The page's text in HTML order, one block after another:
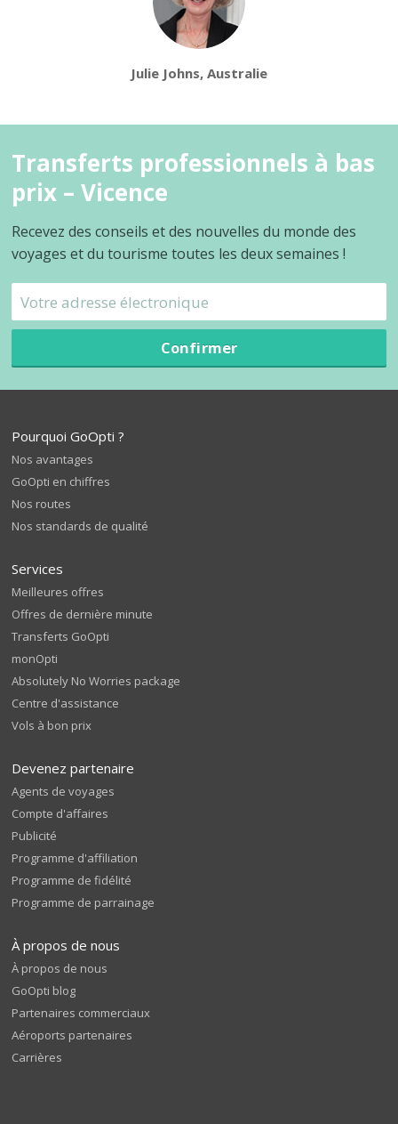
Julie Johns, Australie
Transferts professionnels à bas
prix – Vicence
Recevez des conseils et des nouvelles du monde des
voyages et du tourisme toutes les deux semaines !
Confirmer
Pourquoi GoOpti ?
Nos avantages
GoOpti en chiffres
Nos routes
Nos standards de qualité
Services
Meilleures offres
Offres de dernière minute
Transferts GoOpti
monOpti
Absolutely No Worries package
Centre d'assistance
Vols à bon prix
Devenez partenaire
Agents de voyages
Compte d'affaires
Publicité
Programme d'affiliation
Programme de fidélité
Programme de parrainage
À propos de nous
À propos de nous
GoOpti blog
Partenaires commerciaux
Aéroports partenaires
Carrières